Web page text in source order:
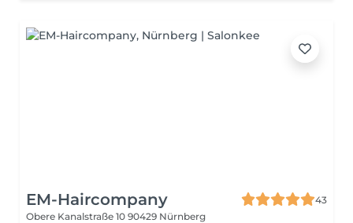
EM-Haircompany
43
Obere Kanalstraße 10 90429 Nürnberg